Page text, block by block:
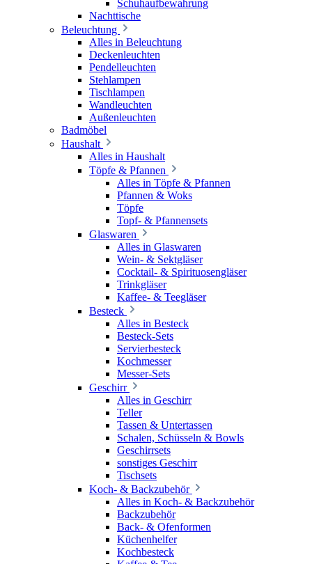
Schuhaufbewahrung
Nachttische
Beleuchtung
Alles in Beleuchtung
Deckenleuchten
Pendelleuchten
Stehlampen
Tischlampen
Wandleuchten
Außenleuchten
Badmöbel
Haushalt
Alles in Haushalt
Töpfe & Pfannen
Alles in Töpfe & Pfannen
Pfannen & Woks
Töpfe
Topf- & Pfannensets
Glaswaren
Alles in Glaswaren
Wein- & Sektgläser
Cocktail- & Spirituosengläser
Trinkgläser
Kaffee- & Teegläser
Besteck
Alles in Besteck
Besteck-Sets
Servierbesteck
Kochmesser
Messer-Sets
Geschirr
Alles in Geschirr
Teller
Tassen & Untertassen
Schalen, Schüsseln & Bowls
Geschirrsets
sonstiges Geschirr
Tischsets
Koch- & Backzubehör
Alles in Koch- & Backzubehör
Backzubehör
Back- & Ofenformen
Küchenhelfer
Kochbesteck